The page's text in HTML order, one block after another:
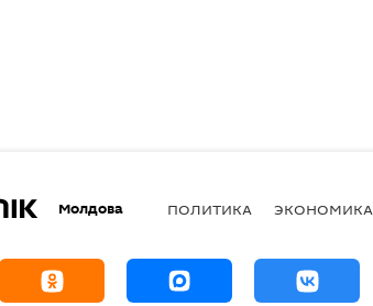
Молдова ПОЛИТИКА ЭКОНОМИКА